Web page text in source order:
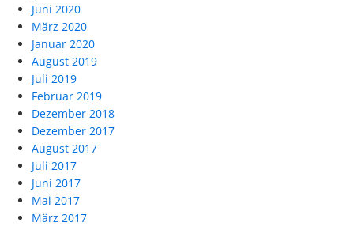
Juni 2020
März 2020
Januar 2020
August 2019
Juli 2019
Februar 2019
Dezember 2018
Dezember 2017
August 2017
Juli 2017
Juni 2017
Mai 2017
März 2017